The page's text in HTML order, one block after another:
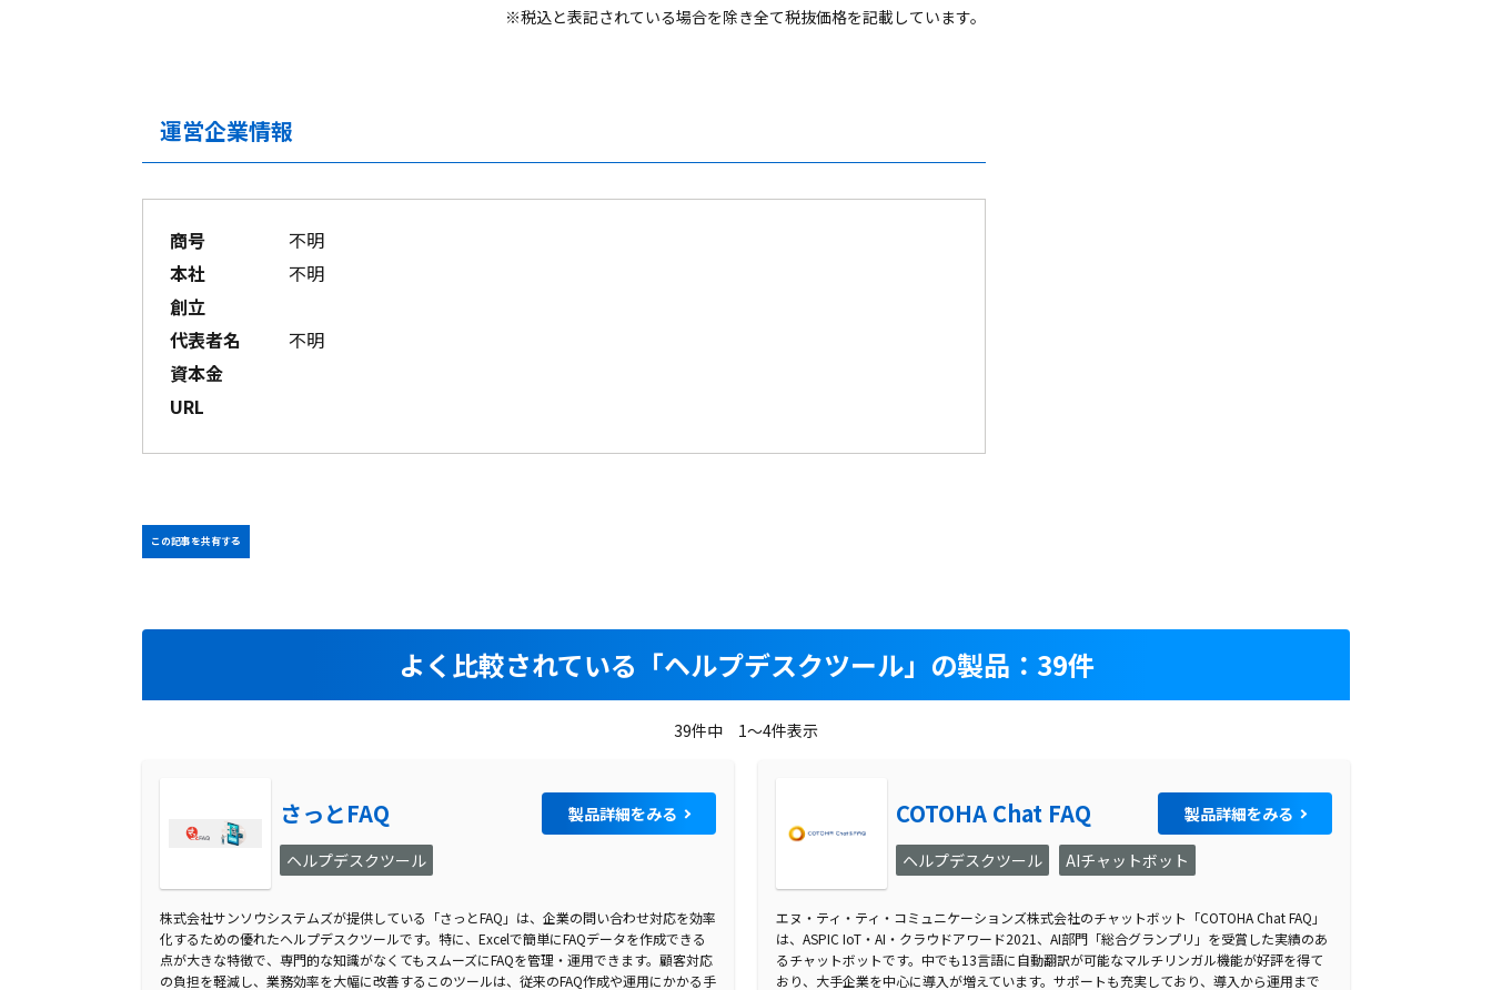
※税込と表記されている場合を除き全て税抜価格を記載しています。
運営企業情報
商号
不明
本社
不明
創立
代表者名
不明
資本金
URL
この記事を共有する
よく比較されている 「ヘルプデスクツール」の製品：39件
39件中 1～4件表示
さっとFAQ 製品詳細をみる
ヘルプデスクツール
株式会社サンソウシステムズが提供している「さっとFAQ」は、企業の問い合わせ対応を効率
化するための優れたヘルプデスクツールです。特に、Excelで簡単にFAQデータを作成できる
点が大きな特徴で、専門的な知識がなくてもスムーズにFAQを管理・運用できます。顧客対応
の負担を軽減し、業務効率を大幅に改善するこのツールは、従来のFAQ作成や運用にかかる手
COTOHA Chat FAQ 製品詳細をみる
ヘルプデスクツール AIチャットボット
エヌ・ティ・ティ・コミュニケーションズ株式会社のチャットボット「COTOHA Chat FAQ」
は、ASPIC IoT・AI・クラウドアワード2021、AI部門「総合グランプリ」を受賞した実績のあ
るチャットボットです。中でも13言語に自動翻訳が可能なマルチリンガル機能が好評を得て
おり、大手企業を中心に導入が増えています。サポートも充実しており、導入から運用まで